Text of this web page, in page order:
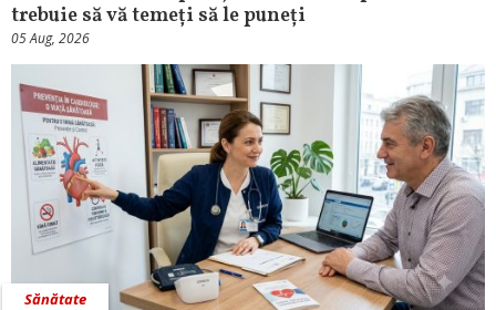
trebuie să vă temeți să le puneți
05 Aug, 2026
Sănătate